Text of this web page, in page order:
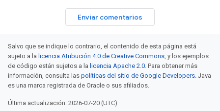
Enviar comentarios
Salvo que se indique lo contrario, el contenido de esta página está
sujeto a la licencia Atribución 4.0 de Creative Commons, y los ejemplos
de código están sujetos a la licencia Apache 2.0. Para obtener más
información, consulta las políticas del sitio de Google Developers. Java
es una marca registrada de Oracle o sus afiliados.
Última actualización: 2026-07-20 (UTC)